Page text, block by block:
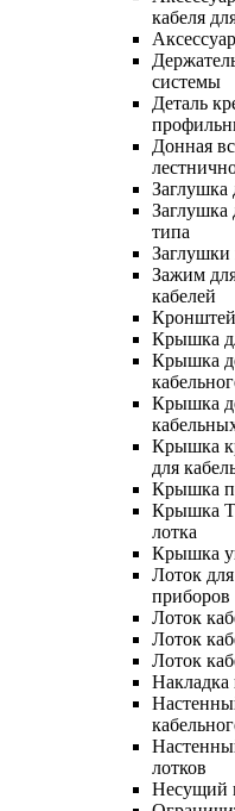
кабеля
системы
Деталь
Донная
Заглушка
Заглушка
типа
Зажим
кабелей
Крышка
Крышка
Крышка
Крышка
для
Крышка
Крышка
лотка
Крышка
Лоток
приборов
Лоток
Лоток
Лоток
Накладка
лотков
Несущий